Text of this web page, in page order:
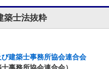
築士法抜粋
建築士事務所協会連合会